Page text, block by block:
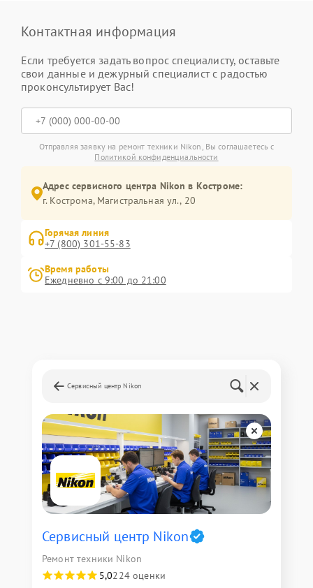
Контактная информация
Если требуется задать вопрос специалисту, оставьте
свои данные и дежурный специалист с радостью
проконсультирует Вас!
Отправляя заявку на ремонт техники Nikon, Вы соглашаетесь с
Политикой конфиденциальности
Адрес сервисного центра Nikon в Костроме:
г. Кострома, Магистральная ул., 20
Горячая линия
+7 (800) 301-55-83
Время работы
Ежедневно с 9:00 до 21:00
Сервисный центр Nikon
Сервисный центр Nikon
Ремонт техники Nikon
5,0224 оценки